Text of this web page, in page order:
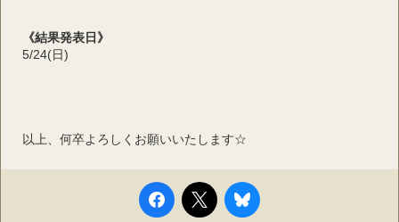
《結果発表日》
5/24(日)
以上、何卒よろしくお願いいたします☆